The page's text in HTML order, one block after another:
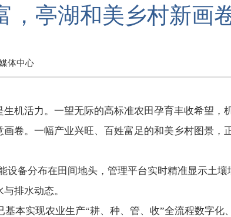
，亭湖和美乡村新画
体中心
机活力。一望无际的高标准农田孕育丰收希望，
卷。一幅产业兴旺、百姓富足的和美乡村图景，
设备分布在田间地头，管理平台实时精准显示土
排水动态。
本实现农业生产“耕、种、管、收”全流程数字化